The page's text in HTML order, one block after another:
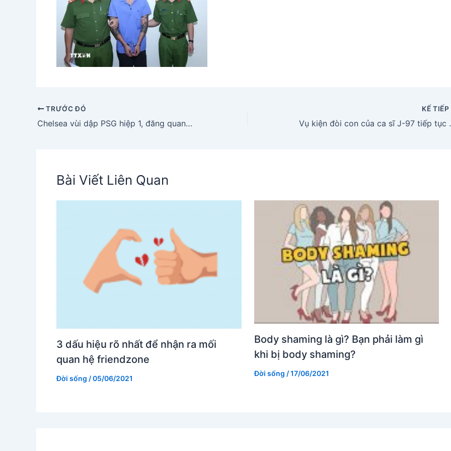
TRƯỚC ĐÓ
Chelsea vùi dập PSG hiệp 1, đăng quang FIFA Club World Cup 2025
KẾ TIẾP
Vụ kiện đòi
Bài Viết Liên Quan
3 dấu hiệu rõ nhất để nhận ra mối
quan hệ friendzone
Đời sống /05/06/2021
Body shaming là gì? Bạn phải làm gì
khi bị body shaming?
Đời sống /17/06/2021